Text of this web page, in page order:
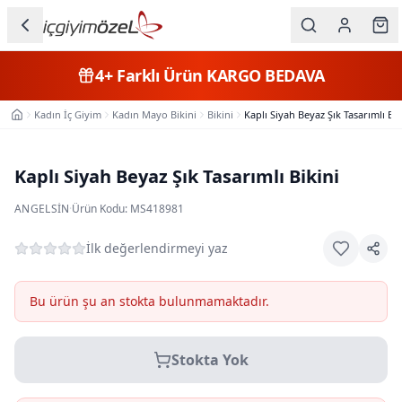
Kategorileri
Erkek
Çocuk
Fantazi
Beden
4+Farklı Ürün KARGO BEDAVA
Ana SayfaKadın İç Giyim Kadın Mayo Bikini Bikini Kaplı Siyah Beyaz Şık Tasarımlı
Kaplı Siyah Beyaz Şık Tasarımlı Bikini
ANGELSIN·Ürün Kodu: MS418981
İlk değerlendirmeyi yaz
Bu ürün şu an stokta bulunmamaktadır.
Stokta Yok